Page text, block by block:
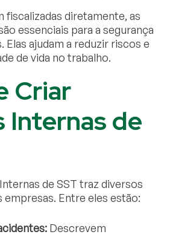
fiscalizadas diretamente, as
essenciais para a segurança
Elas ajudam a reduzir riscos e
de vida no trabalho.
Criar
Internas de
de SST traz diversos
empresas. Entre eles estão:
Descrevem